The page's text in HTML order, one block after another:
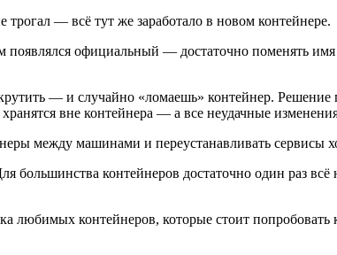
— всё тут же заработало в новом контейнере.
появлялся официальный — достаточно поменять
— и случайно «ломаешь» контейнер. Решение
вне контейнера — а все неудачные
между машинами и переустанавливать сервисы
большинства контейнеров достаточно один раз
любимых контейнеров, которые стоит